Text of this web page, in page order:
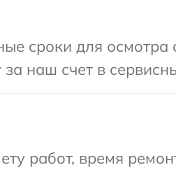
сроки для осмотра
наш счет в
работ, время